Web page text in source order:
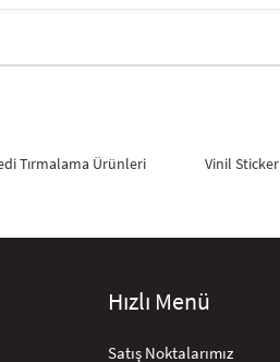
Tırmalama Ürünleri Vinil Sticker
Hızlı Menü
Satış Noktalarımız